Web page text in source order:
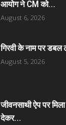
आयोग ने CM को...
August 6, 2026
गिरवी के नाम पर डबल
August 5, 2026
जीवनसाथी ऐप पर मिला
देकर...